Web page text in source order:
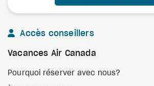
Accès conseillers
Vacances Air Canada
Pourquoi réserver avec nous?